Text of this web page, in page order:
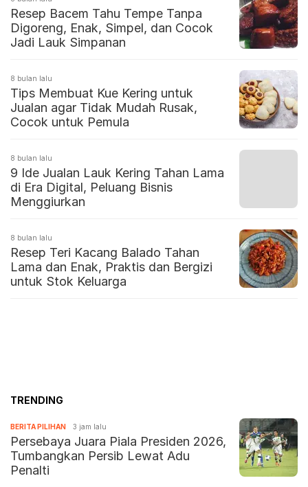
Resep Bacem Tahu Tempe Tanpa
Digoreng, Enak, Simpel, dan Cocok
Jadi Lauk Simpanan
8 bulan lalu
Tips Membuat Kue Kering untuk
Jualan agar Tidak Mudah Rusak,
Cocok untuk Pemula
8 bulan lalu
9 Ide Jualan Lauk Kering Tahan Lama
di Era Digital, Peluang Bisnis
Menggiurkan
8 bulan lalu
Resep Teri Kacang Balado Tahan
Lama dan Enak, Praktis dan Bergizi
untuk Stok Keluarga
TRENDING
BERITA PILIHAN 3 jam lalu
Persebaya Juara Piala Presiden 2026,
Tumbangkan Persib Lewat Adu
Penalti